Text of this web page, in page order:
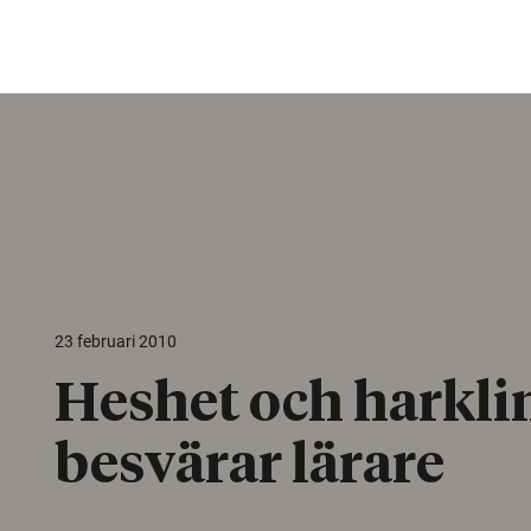
23 februari 2010
Heshet och
besvärar lärare